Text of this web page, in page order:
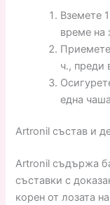
Вземете
време на
ч., преди
една
Artronil състав и
Artronil съдържа
съставки с
корен от лозата